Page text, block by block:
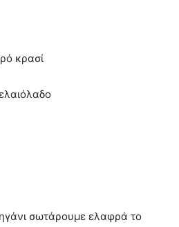
κρασί
σωτάρουμε ελαφρά το